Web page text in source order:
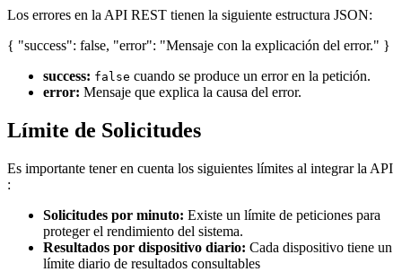
Los errores en la API REST tienen la siguiente estructura JSON:
{ "success": false, "error": "Mensaje con la explicación del error." }
success: false cuando se produce un error en la petición.
error: Mensaje que explica la causa del error.
Límite de Solicitudes
Es importante tener en cuenta los siguientes límites al integrar la API
:
Solicitudes por minuto: Existe un límite de peticiones para
proteger el rendimiento del sistema.
Resultados por dispositivo diario: Cada dispositivo tiene un
límite diario de resultados consultables